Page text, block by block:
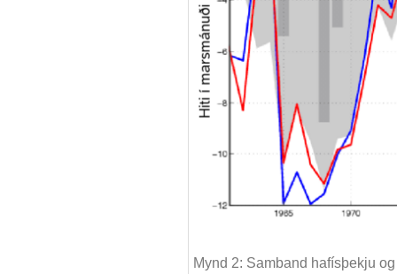
Mynd 2: Samband hafísþekju